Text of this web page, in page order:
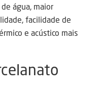
água, maior
facilidade de
e acústico mais